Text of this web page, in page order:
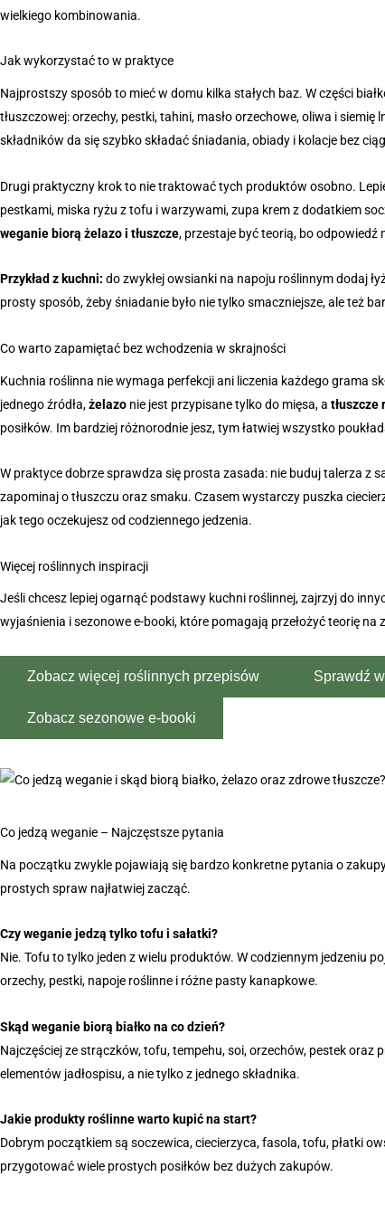
wielkiego kombinowania.
Jak wykorzystać to w praktyce
Najprostszy sposób to mieć w domu kilka stałych baz. W części
tłuszczowej: orzechy, pestki, tahini, masło orzechowe, oliwa i
składników da się szybko składać śniadania, obiady i kolacje bez
Drugi praktyczny krok to nie traktować tych produktów osobno.
pestkami, miska ryżu z tofu i warzywami, zupa krem z dodatkiem
weganie biorą żelazo i tłuszcze, przestaje być teorią, bo odpowiedź
Przykład z kuchni: do zwykłej owsianki na napoju roślinnym dodaj
prosty sposób, żeby śniadanie było nie tylko smaczniejsze, ale też
Co warto zapamiętać bez wchodzenia w skrajności
Kuchnia roślinna nie wymaga perfekcji ani liczenia każdego grama
jednego źródła,żelazo nie jest przypisane tylko do mięsa, a tłuszcze
posiłków. Im bardziej różnorodnie jesz, tym łatwiej wszystko
W praktyce dobrze sprawdza się prosta zasada: nie buduj talerza z
zapominaj o tłuszczu oraz smaku. Czasem wystarczy puszka
jak tego oczekujesz od codziennego jedzenia.
Więcej roślinnych inspiracji
Jeśli chcesz lepiej ogarnąć podstawy kuchni roślinnej, zajrzyj do
wyjaśnienia i sezonowe e-booki, które pomagają przełożyć teorię
Zobacz więcej roślinnych przepisów Sprawdź
Zobacz sezonowe e-booki
Co jedzą weganie – Najczęstsze pytania
Na początku zwykle pojawiają się bardzo konkretne pytania o
prostych spraw najłatwiej zacząć.
Czy weganie jedzą tylko tofu i sałatki?
Nie. Tofu to tylko jeden z wielu produktów. W codziennym jedzeniu
orzechy, pestki, napoje roślinne i różne pasty kanapkowe.
Skąd weganie biorą białko na co dzień?
Najczęściej ze strączków, tofu, tempehu, soi, orzechów, pestek
elementów jadłospisu, a nie tylko z jednego składnika.
Jakie produkty roślinne warto kupić na start?
Dobrym początkiem są soczewica, ciecierzyca, fasola, tofu, płatki
przygotować wiele prostych posiłków bez dużych zakupów.